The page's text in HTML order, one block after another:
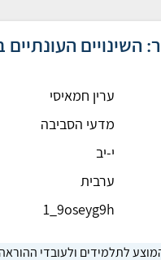
השינויים
ערין חמאיסי
מדעי הסביבה
י-יב
ערבית
1_9oseyg9h
לתלמידים ולעובדי